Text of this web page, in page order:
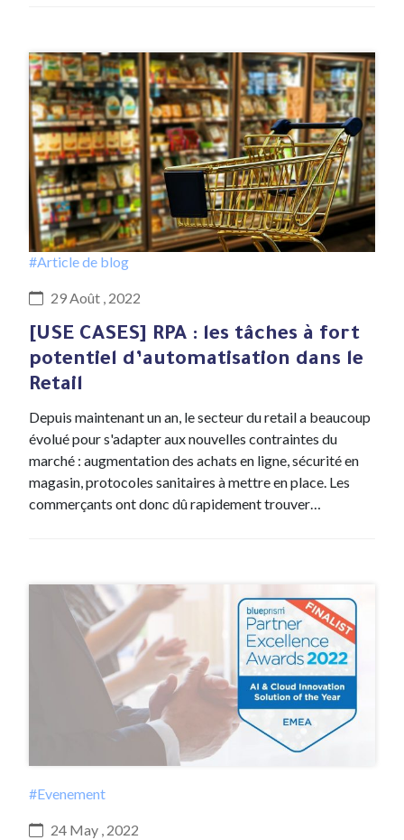
#Article de blog
29 Août , 2022
[USE CASES] RPA : les tâches à fort
potentiel d’automatisation dans le
Retail
Depuis maintenant un an, le secteur du retail a beaucoup
évolué pour s'adapter aux nouvelles contraintes du
marché : augmentation des achats en ligne, sécurité en
magasin, protocoles sanitaires à mettre en place. Les
commerçants ont donc dû rapidement trouver…
#Evenement
24 May , 2022